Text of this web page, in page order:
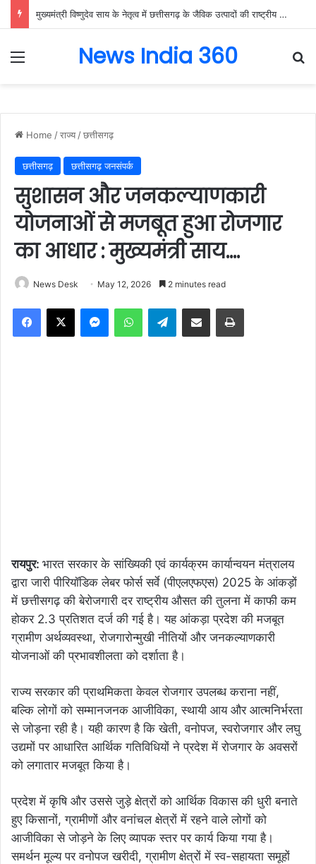
मुख्यमंत्री विष्णुदेव साय के नेतृत्व में छत्तीसगढ़ के जैविक उत्पादों की राष्ट्रीय मंच पर गूंज, बायोफैच इंडिया-2026 में गौरेला-पेंड्रा-मरवाही के विष्णुभोग चावल और केवची के प्राकृतिक शहद ने बटोरी सराहना….
Menu News India 360
Home /राज्य /छत्तीसगढ़
छत्तीसगढ़ छत्तीसगढ़ जनसंपर्क
सुशासन और जनकल्याणकारी
योजनाओं से मजबूत हुआ रोजगार
का आधार : मुख्यमंत्री साय….
News Desk May 12, 2026 2 minutes read
Facebook
X MessengerWhatsAppTelegramShare via Email Print
रायपुर: भारत सरकार के सांख्यिकी एवं कार्यक्रम कार्यान्वयन मंत्रालय
द्वारा जारी पीरियॉडिक लेबर फोर्स सर्वे (पीएलएफएस) 2025 के आंकड़ों
में छत्तीसगढ़ की बेरोजगारी दर राष्ट्रीय औसत की तुलना में काफी कम
होकर 2.3 प्रतिशत दर्ज की गई है। यह आंकड़ा प्रदेश की मजबूत
ग्रामीण अर्थव्यवस्था, रोजगारोन्मुखी नीतियों और जनकल्याणकारी
योजनाओं की प्रभावशीलता को दर्शाता है।
राज्य सरकार की प्राथमिकता केवल रोजगार उपलब्ध कराना नहीं,
बल्कि लोगों को सम्मानजनक आजीविका, स्थायी आय और आत्मनिर्भरता
से जोड़ना रही है। यही कारण है कि खेती, वनोपज, स्वरोजगार और लघु
उद्यमों पर आधारित आर्थिक गतिविधियों ने प्रदेश में रोजगार के अवसरों
को लगातार मजबूत किया है।
प्रदेश में कृषि और उससे जुड़े क्षेत्रों को आर्थिक विकास की धुरी बनाते
हुए किसानों, ग्रामीणों और वनांचल क्षेत्रों में रहने वाले लोगों को
आजीविका से जोड़ने के लिए व्यापक स्तर पर कार्य किया गया है।
समर्थन मूल्य पर वनोपज खरीदी, ग्रामीण क्षेत्रों में स्व-सहायता समूहों